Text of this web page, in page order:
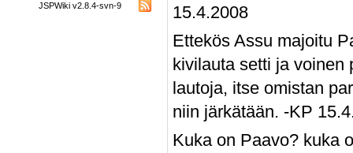
15.4.2008
Ettekös Assu majoitu
kivilauta setti ja voinen
lautoja, itse omistan
niin järkätään. -KP
Kuka on Paavo? kuka
JSPWiki v2.8.4-svn-9